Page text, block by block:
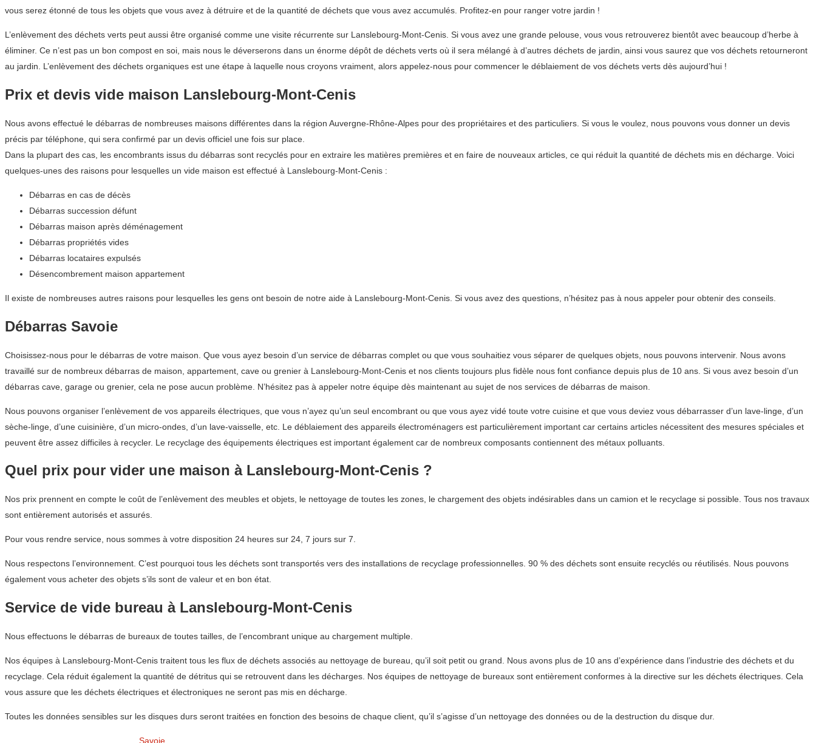
vous serez étonné de tous les objets que vous avez à détruire et de la quantité de déchets que vous avez accumulés. Profitez-en pour ranger votre jardin !
L’enlèvement des déchets verts peut aussi être organisé comme une visite récurrente sur Lanslebourg-Mont-Cenis. Si vous avez une grande pelouse, vous vous retrouverez bientôt avec beaucoup d’herbe à
éliminer. Ce n’est pas un bon compost en soi, mais nous le déverserons dans un énorme dépôt de déchets verts où il sera mélangé à d’autres déchets de jardin, ainsi vous saurez que vos déchets retourneront
au jardin. L’enlèvement des déchets organiques est une étape à laquelle nous croyons vraiment, alors appelez-nous pour commencer le déblaiement de vos déchets verts dès aujourd’hui !
Prix et devis vide maison Lanslebourg-Mont-Cenis
Nous avons effectué le débarras de nombreuses maisons différentes dans la région Auvergne-Rhône-Alpes pour des propriétaires et des particuliers. Si vous le voulez, nous pouvons vous donner un devis
précis par téléphone, qui sera confirmé par un devis officiel une fois sur place.
Dans la plupart des cas, les encombrants issus du débarras sont recyclés pour en extraire les matières premières et en faire de nouveaux articles, ce qui réduit la quantité de déchets mis en décharge. Voici
quelques-unes des raisons pour lesquelles un vide maison est effectué à Lanslebourg-Mont-Cenis :
Débarras en cas de décès
Débarras succession défunt
Débarras maison après déménagement
Débarras propriétés vides
Débarras locataires expulsés
Désencombrement maison appartement
Il existe de nombreuses autres raisons pour lesquelles les gens ont besoin de notre aide à Lanslebourg-Mont-Cenis. Si vous avez des questions, n’hésitez pas à nous appeler pour obtenir des conseils.
Débarras Savoie
Choisissez-nous pour le débarras de votre maison. Que vous ayez besoin d’un service de débarras complet ou que vous souhaitiez vous séparer de quelques objets, nous pouvons intervenir. Nous avons
travaillé sur de nombreux débarras de maison, appartement, cave ou grenier à Lanslebourg-Mont-Cenis et nos clients toujours plus fidèle nous font confiance depuis plus de 10 ans. Si vous avez besoin d’un
débarras cave, garage ou grenier, cela ne pose aucun problème. N’hésitez pas à appeler notre équipe dès maintenant au sujet de nos services de débarras de maison.
Nous pouvons organiser l’enlèvement de vos appareils électriques, que vous n’ayez qu’un seul encombrant ou que vous ayez vidé toute votre cuisine et que vous deviez vous débarrasser d’un lave-linge, d’un
sèche-linge, d’une cuisinière, d’un micro-ondes, d’un lave-vaisselle, etc. Le déblaiement des appareils électroménagers est particulièrement important car certains articles nécessitent des mesures spéciales et
peuvent être assez difficiles à recycler. Le recyclage des équipements électriques est important également car de nombreux composants contiennent des métaux polluants.
Quel prix pour vider une maison à Lanslebourg-Mont-Cenis ?
Nos prix prennent en compte le coût de l’enlèvement des meubles et objets, le nettoyage de toutes les zones, le chargement des objets indésirables dans un camion et le recyclage si possible. Tous nos travaux
sont entièrement autorisés et assurés.
Pour vous rendre service, nous sommes à votre disposition 24 heures sur 24, 7 jours sur 7.
Nous respectons l’environnement. C’est pourquoi tous les déchets sont transportés vers des installations de recyclage professionnelles. 90 % des déchets sont ensuite recyclés ou réutilisés. Nous pouvons
également vous acheter des objets s’ils sont de valeur et en bon état.
Service de vide bureau à Lanslebourg-Mont-Cenis
Nous effectuons le débarras de bureaux de toutes tailles, de l’encombrant unique au chargement multiple.
Nos équipes à Lanslebourg-Mont-Cenis traitent tous les flux de déchets associés au nettoyage de bureau, qu’il soit petit ou grand. Nous avons plus de 10 ans d’expérience dans l’industrie des déchets et du
recyclage. Cela réduit également la quantité de détritus qui se retrouvent dans les décharges. Nos équipes de nettoyage de bureaux sont entièrement conformes à la directive sur les déchets électriques. Cela
vous assure que les déchets électriques et électroniques ne seront pas mis en décharge.
Toutes les données sensibles sur les disques durs seront traitées en fonction des besoins de chaque client, qu’il s’agisse d’un nettoyage des données ou de la destruction du disque dur.
Savoie